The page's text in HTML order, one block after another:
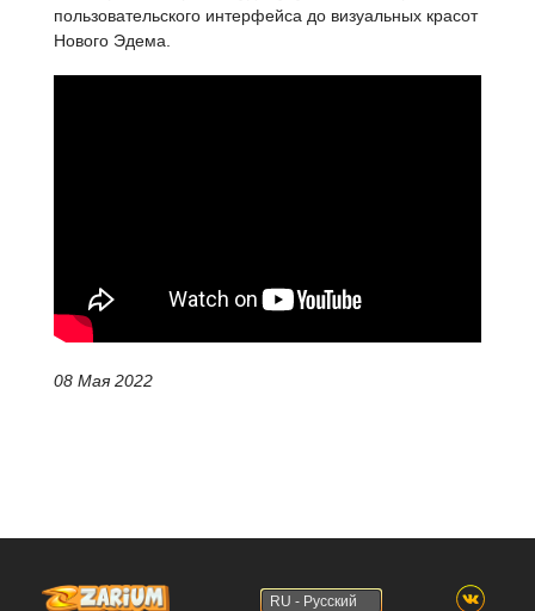
пользовательского интерфейса до визуальных красот
Нового Эдема.
08 Мая 2022
RU - Русский